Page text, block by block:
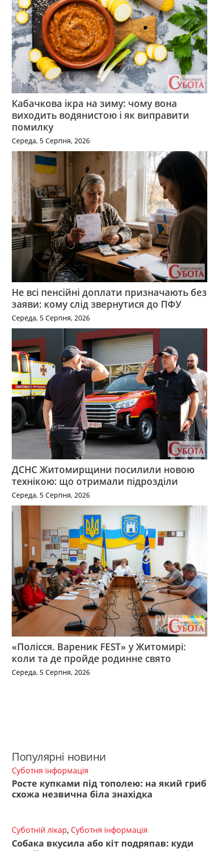
Кабачкова ікра на зиму: чому вона
виходить водянистою і як виправити
помилку
Середа, 5 Серпня, 2026
Не всі пенсійні доплати призначають без
заяви: кому слід звернутися до ПФУ
Середа, 5 Серпня, 2026
ДСНС Житомирщини посилили новою
технікою: що отримали підрозділи
Середа, 5 Серпня, 2026
«Полісся. Вареник FEST» у Житомирі:
коли та де пройде родинне свято
Середа, 5 Серпня, 2026
Популярні новини
Суботня інформація
Росте купками під тополею: на який гриб
схожа незвична біла знахідка
Суботній лікар, Суботня інформація
Собака вкусила або кіт подряпав: куди